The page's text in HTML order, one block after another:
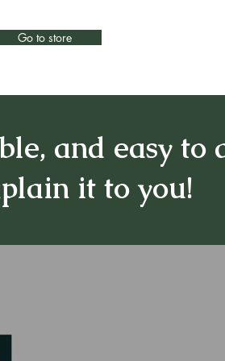
Go to store
and easy to
it to you!